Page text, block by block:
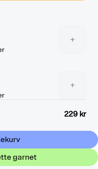
+
+
229 kr
garnet